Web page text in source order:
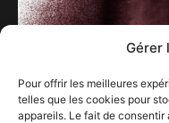
Gérer
Pour offrir les meilleures
telles que les cookies pour
appareils. Le fait de